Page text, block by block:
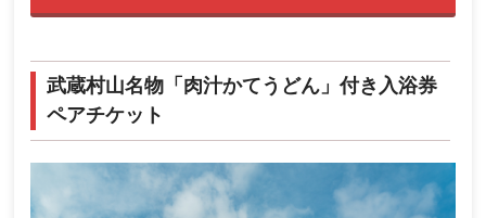
武蔵村山名物「肉汁かてうどん」付き入浴券
ペアチケット